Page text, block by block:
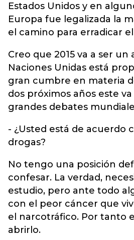
Estados Unidos y en
Europa fue legalizada la
el camino para erradicar
Creo que 2015 va a ser un
Naciones Unidas está
gran cumbre en materia
dos próximos años este
grandes debates
- ¿Usted está de acuerdo
drogas?
No tengo una posición
confesar. La verdad,
estudio, pero ante todo
con el peor cáncer que
el narcotráfico. Por tanto
abrirlo.